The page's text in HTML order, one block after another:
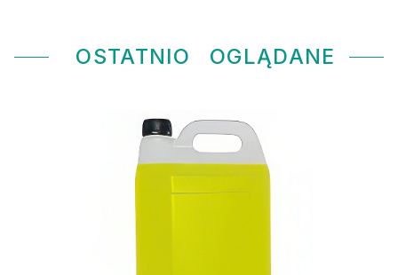
OSTATNIO OGLĄDANE